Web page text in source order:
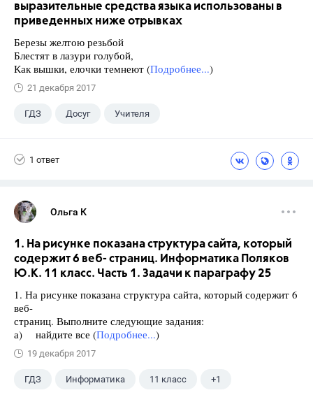
выразительные средства языка использованы в
приведенных ниже отрывках
Березы желтою резьбой
Блестят в лазури голубой,
Как вышки, елочки темнеют (Подробнее...)
21 декабря 2017
ГДЗ Досуг Учителя
1 ответ
Ольга К
1. На рисунке показана структура сайта, который
содержит 6 веб- страниц. Информатика Поляков
Ю.К. 11 класс. Часть 1. Задачи к параграфу 25
1. На рисунке показана структура сайта, который содержит 6
веб-
страниц. Выполните следующие задания:
а) найдите все (Подробнее...)
19 декабря 2017
ГДЗ Информатика 11 класс +1